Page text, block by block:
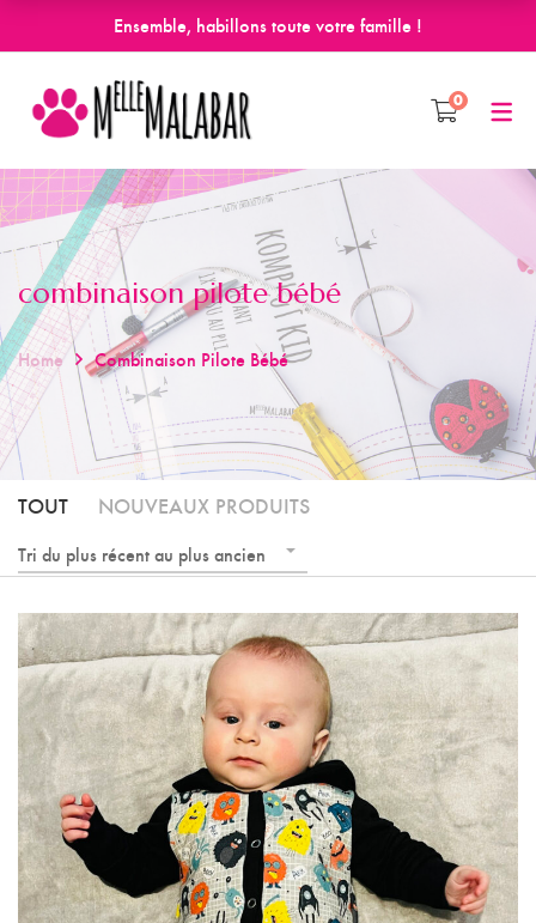
Ensemble, habillons toute votre famille !
0
combinaison pilote bébé
Home Combinaison Pilote Bébé
TOUT NOUVEAUX PRODUITS
Tri du plus récent au plus ancien